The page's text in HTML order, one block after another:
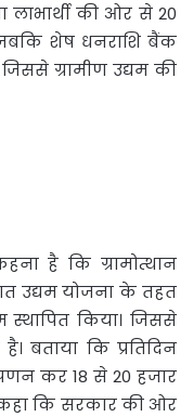
लाभार्थी की ओर से 20
शेष धनराशि बैंक
ग्रामीण उद्यम की
है कि ग्रामोत्थान
उद्यम योजना के तहत
स्थापित किया। जिससे
बताया कि प्रतिदिन
कर 18 से 20 हजार
कहा कि सरकार की ओर